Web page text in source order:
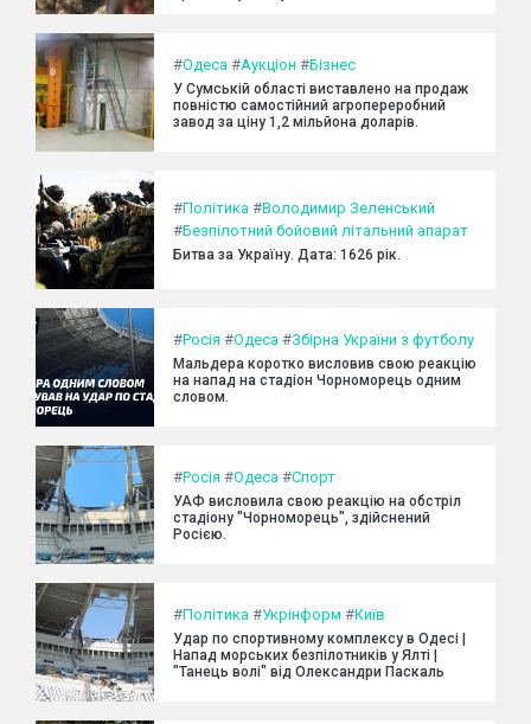
#Одеса #Аукціон #Бізнес
У Сумській області виставлено на продаж
повністю самостійний агропереробний
завод за ціну 1,2 мільйона доларів.
#Політика #Володимир Зеленський
#Безпілотний бойовий літальний апарат
Битва за Україну. Дата: 1626 рік.
#Росія #Одеса #Збірна України з футболу
Мальдера коротко висловив свою реакцію
на напад на стадіон Чорноморець одним
словом.
#Росія #Одеса #Спорт
УАФ висловила свою реакцію на обстріл
стадіону "Чорноморець", здійснений
Росією.
#Політика #Укрінформ #Київ
Удар по спортивному комплексу в Одесі |
Напад морських безпілотників у Ялті |
"Танець волі" від Олександри Паскаль